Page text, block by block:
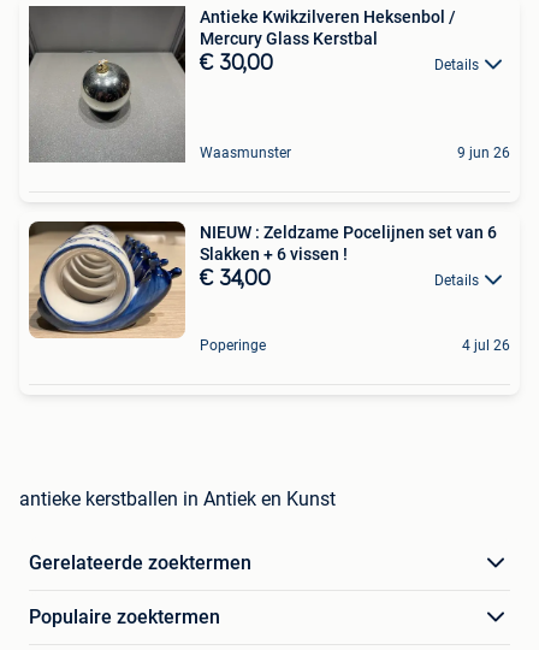
Antieke Kwikzilveren Heksenbol /
Mercury Glass Kerstbal
€ 30,00 Details
Waasmunster 9 jun 26
NIEUW : Zeldzame Pocelijnen set van 6
Slakken + 6 vissen !
€ 34,00 Details
Poperinge 4 jul 26
antieke kerstballen in Antiek en Kunst
Gerelateerde zoektermen
Populaire zoektermen